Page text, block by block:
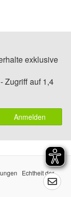
exklusive
Zugriff auf 1,4
Anmelden
Echtheit der